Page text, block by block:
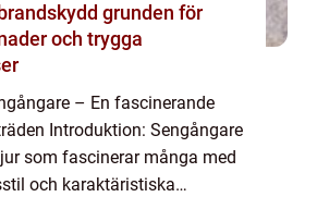
grunden för
och trygga
– En fascinerande
Introduktion: Sengångare
som fascinerar många med
och karaktäristiska